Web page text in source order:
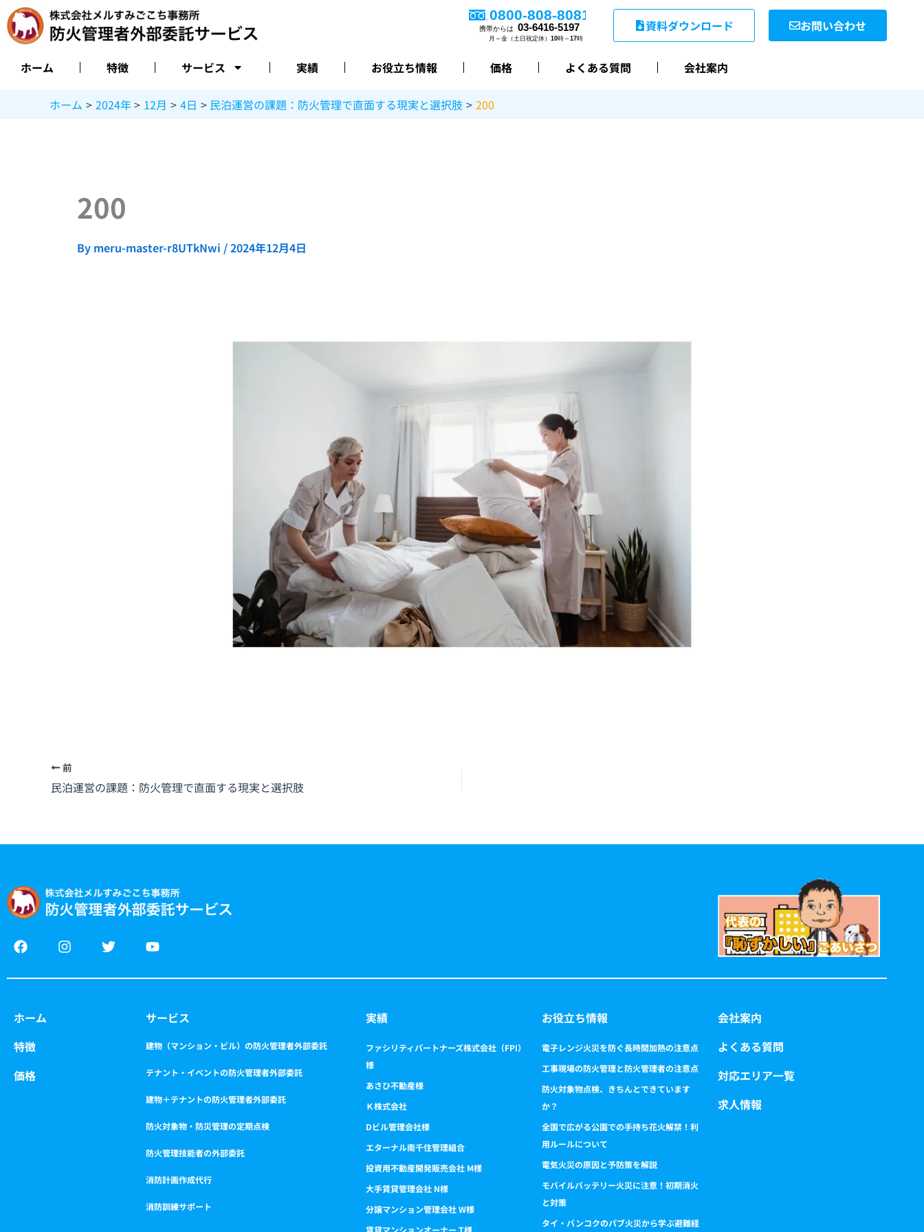
容
を
資料ダウンロード お問い合わせ
ホーム 特徴 サービス 実績 お役立ち情報 価格 よくある質問 会社案内
ホーム 2024年 12月 4日 民泊運営の課題：防火管理で直面する現実と選択肢 200
200
By meru-master-r8UTkNwi /2024年12月4日
前
民泊運営の課題：防火管理で直面する現実と選択肢
F
a
e
o
I
n
t
T
w
t
Y
o
t
e
ホーム
特徴
価格
サービス
建物（マンション・ビル）の防火管理者外部委託
テナント・イベントの防火管理者外部委託
建物＋テナントの防火管理者外部委託
防火対象物・防災管理の定期点検
防火管理技能者の外部委託
消防計画作成代行
消防訓練サポート
実績
ファシリティパートナーズ株式会社（FPI）
様
あさひ不動産様
Ｋ株式会社
Dビル管理会社様
エターナル南千住管理組合
投資用不動産開発販売会社 M様
大手賃貸管理会社 N様
分譲マンション管理会社 W様
お役立ち情報
電子レンジ火災を防ぐ長時間加熱の注意点
工事現場の防火管理と防火管理者の注意点
防火対象物点検、きちんとできています
か？
全国で広がる公園での手持ち花火解禁！利
用ルールについて
電気火災の原因と予防策を解説
モバイルバッテリー火災に注意！初期消火
と対策
タイ・バンコクのパブ火災から学ぶ避難経
会社案内
よくある質問
対応エリア一覧
求人情報